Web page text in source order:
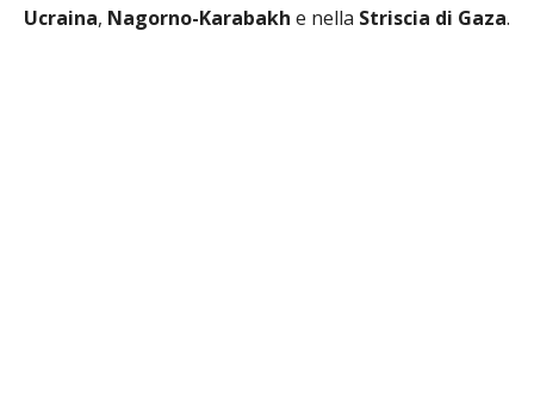
Ucraina, Nagorno-Karabakh e nella Striscia di Gaza.